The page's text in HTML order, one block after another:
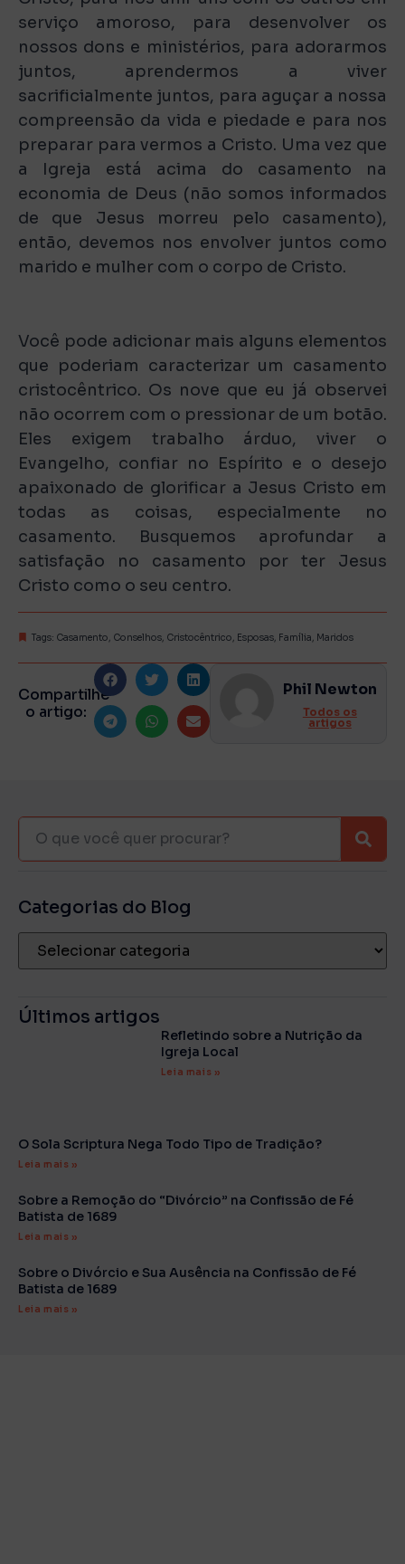
serviço amoroso, para desenvolver os
nossos dons e ministérios, para adorarmos
juntos, aprendermos a viver
sacrificialmente juntos, para aguçar a nossa
compreensão da vida e piedade e para nos
preparar para vermos a Cristo. Uma vez que
a Igreja está acima do casamento na
economia de Deus (não somos informados
de que Jesus morreu pelo casamento),
então, devemos nos envolver juntos como
marido e mulher com o corpo de Cristo.
Você pode adicionar mais alguns elementos
que poderiam caracterizar um casamento
cristocêntrico. Os nove que eu já observei
não ocorrem com o pressionar de um botão.
Eles exigem trabalho árduo, viver o
Evangelho, confiar no Espírito e o desejo
apaixonado de glorificar a Jesus Cristo em
todas as coisas, especialmente no
casamento. Busquemos aprofundar a
satisfação no casamento por ter Jesus
Cristo como o seu centro.
Tags: Casamento, Conselhos, Cristocêntrico, Esposas, Família, Maridos
Compartilhe
o artigo:
Phil Newton
Todos os
artigos
Categorias do Blog
Últimos artigos
Refletindo sobre a Nutrição da
Igreja Local
Leia mais »
O Sola Scriptura Nega Todo Tipo de Tradição?
Leia mais »
Sobre a Remoção do “Divórcio” na Confissão de Fé
Batista de 1689
Leia mais »
Sobre o Divórcio e Sua Ausência na Confissão de Fé
Batista de 1689
Leia mais »